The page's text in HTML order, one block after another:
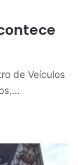
de Veículos